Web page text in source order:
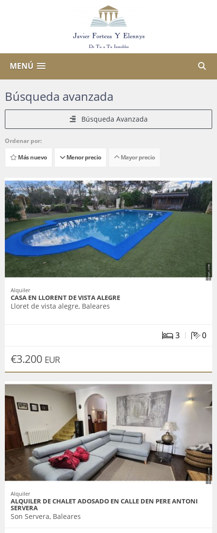
MENÚ
Búsqueda avanzada
Búsqueda Avanzada
Ordenar por:
Más nuevo
Menor precio Mayor precio
Alquiler
CASA EN LLORENT DE VISTA ALEGRE
Lloret de vista alegre, Baleares
3 | 0
€3.200 EUR
Alquiler
ALQUILER DE CHALET ADOSADO EN CALLE DEN PERE ANTONI
SERVERA
Son Servera, Baleares